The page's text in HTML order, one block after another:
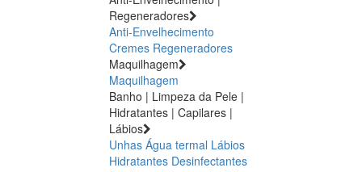
Regeneradores
Anti-Envelhecimento
Cremes Regeneradores
Maquilhagem
Maquilhagem
Banho | Limpeza da Pele |
Hidratantes | Capilares |
Lábios
Unhas Água termal Lábios
Hidratantes Desinfectantes